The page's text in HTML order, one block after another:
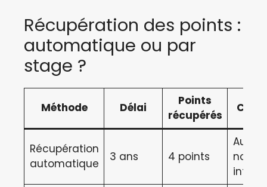
Récupération des points :
automatique ou par
stage ?
Méthode Délai
Points
récupérés
Récupération
automatique
3 ans 4 points